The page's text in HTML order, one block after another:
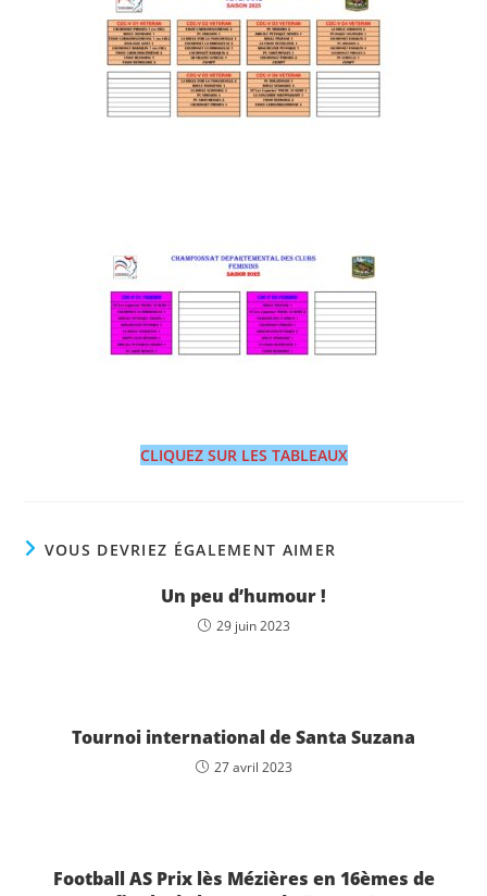
CLIQUEZ SUR LES TABLEAUX
VOUS DEVRIEZ ÉGALEMENT AIMER
Un peu d’humour !
29 juin 2023
Tournoi international de Santa Suzana
27 avril 2023
Football AS Prix lès Mézières en 16èmes de